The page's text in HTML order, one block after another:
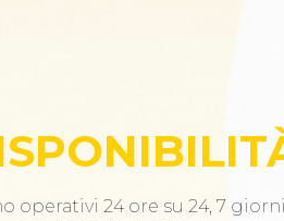
operativi 24 ore su 24, 7